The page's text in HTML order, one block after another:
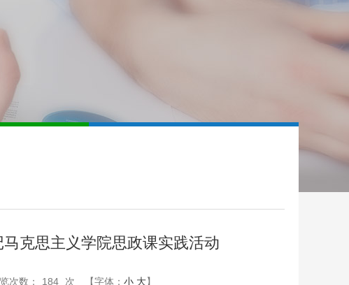
克思主义学院思政课实践活动
次数： 184 次 【字体： 小 大】